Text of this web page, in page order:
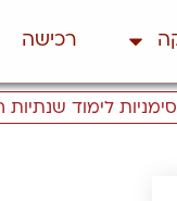
רכישה
לימוד שנתיות